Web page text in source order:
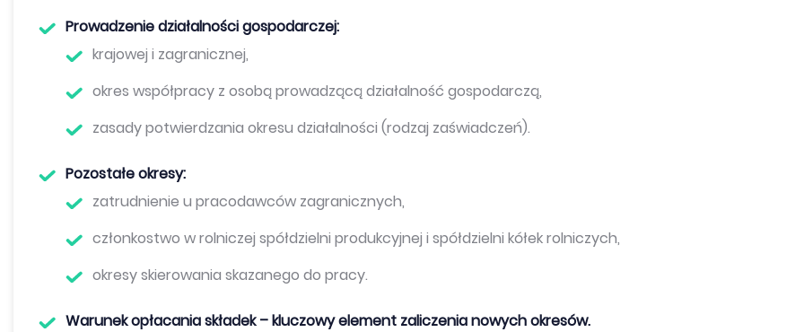
Prowadzenie działalności gospodarczej:
krajowej i zagranicznej,
okres współpracy z osobą prowadzącą działalność gospodarczą,
zasady potwierdzania okresu działalności (rodzaj zaświadczeń).
Pozostałe okresy:
zatrudnienie u pracodawców zagranicznych,
członkostwo w rolniczej spółdzielni produkcyjnej i spółdzielni kółek rolniczych,
okresy skierowania skazanego do pracy.
Warunek opłacania składek – kluczowy element zaliczenia nowych okresów.